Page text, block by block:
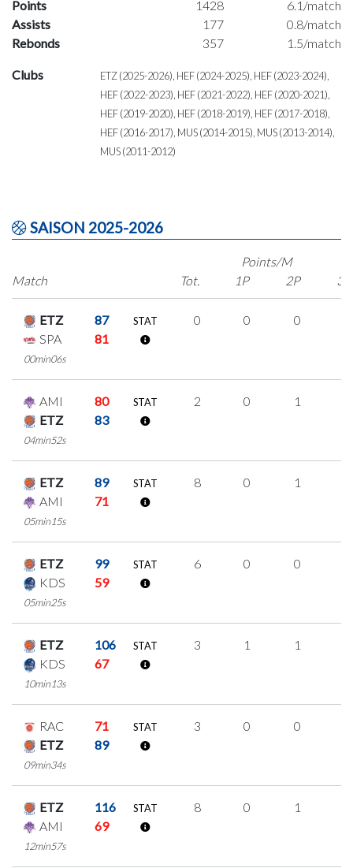
Points
1428
6.1/match
Assists
177
0.8/match
Rebonds
357 1.5/match
Clubs
ETZ (2025-2026), HEF (2024-2025), HEF (2023-2024),
HEF (2022-2023), HEF (2021-2022), HEF (2020-2021),
HEF (2019-2020), HEF (2018-2019), HEF (2017-2018),
HEF (2016-2017), MUS (2014-2015), MUS (2013-2014),
MUS (2011-2012)
SAISON 2025-2026
Match
Points/M
Tot.
1P 2P 3P
ETZ
87
SPA
81
00min06s
STAT 0 0 0
AMI
80
ETZ
83
04min52s
STAT 2 0 1
ETZ
89
AMI
71
05min15s
STAT 8 0 1
ETZ
99
KDS
59
05min25s
STAT 6 0 0
ETZ
106
KDS
67
10min13s
STAT 3 1 1
RAC
71
ETZ
89
09min34s
STAT 3 0 0
ETZ
116
AMI
69
12min57s
STAT 8 0 1